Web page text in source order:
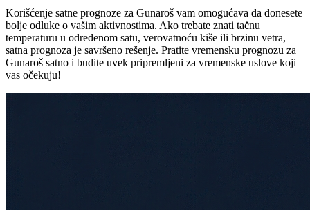
Korišćenje satne prognoze za Gunaroš vam omogućava da donesete
bolje odluke o vašim aktivnostima. Ako trebate znati tačnu
temperaturu u određenom satu, verovatnoću kiše ili brzinu vetra,
satna prognoza je savršeno rešenje. Pratite vremensku prognozu za
Gunaroš satno i budite uvek pripremljeni za vremenske uslove koji
vas očekuju!